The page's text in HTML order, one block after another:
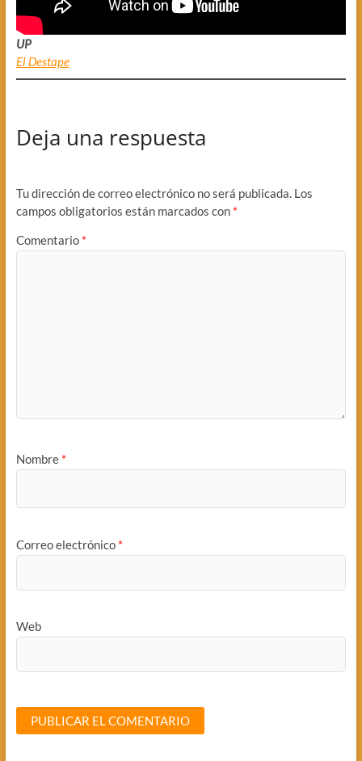
UP
El Destape
Deja una respuesta
Tu dirección de correo electrónico no será publicada. Los
campos obligatorios están marcados con *
Comentario *
Nombre *
Correo electrónico *
Web